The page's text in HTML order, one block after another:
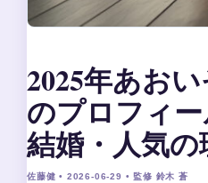
2025年あお
のプロフィ
結婚・人気
佐藤健 • 2026-06-29 • 監修 鈴木 蒼